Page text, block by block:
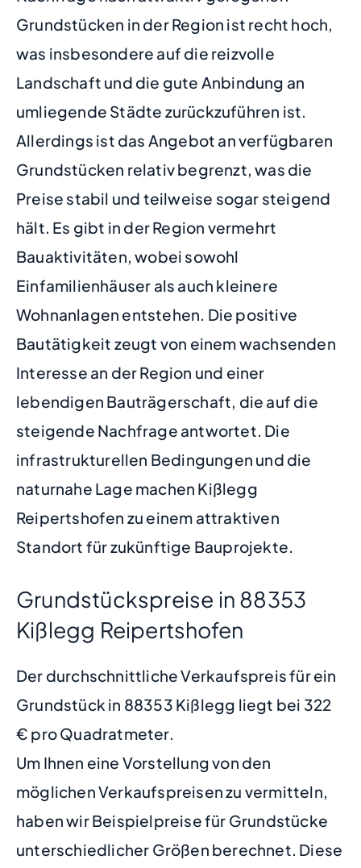
Grundstücken in der Region ist recht hoch,
was insbesondere auf die reizvolle
Landschaft und die gute Anbindung an
umliegende Städte zurückzuführen ist.
Allerdings ist das Angebot an verfügbaren
Grundstücken relativ begrenzt, was die
Preise stabil und teilweise sogar steigend
hält. Es gibt in der Region vermehrt
Bauaktivitäten, wobei sowohl
Einfamilienhäuser als auch kleinere
Wohnanlagen entstehen. Die positive
Bautätigkeit zeugt von einem wachsenden
Interesse an der Region und einer
lebendigen Bauträgerschaft, die auf die
steigende Nachfrage antwortet. Die
infrastrukturellen Bedingungen und die
naturnahe Lage machen Kißlegg
Reipertshofen zu einem attraktiven
Standort für zukünftige Bauprojekte.
Grundstückspreise in 88353
Kißlegg Reipertshofen
Der durchschnittliche Verkaufspreis für ein
Grundstück in 88353 Kißlegg liegt bei 322
€ pro Quadratmeter.
Um Ihnen eine Vorstellung von den
möglichen Verkaufspreisen zu vermitteln,
haben wir Beispielpreise für Grundstücke
unterschiedlicher Größen berechnet. Diese